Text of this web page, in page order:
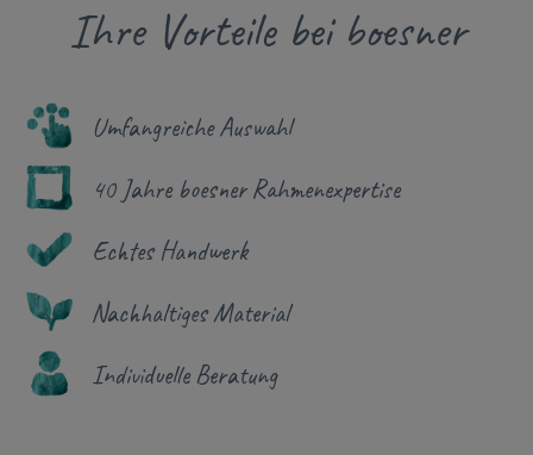
Ihre Vorteile bei boesner
Umfangreiche Auswahl
40 Jahre boesner Rahmenexpertise
Echtes Handwerk
Nachhaltiges Material
Individuelle Beratung